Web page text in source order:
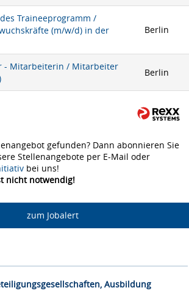
Traineeprogramm /
(m/w/d) in der
Berlin
- Mitarbeiterin / Mitarbeiter
Berlin
gefunden? Dann abonnieren Sie
Stellenangebote per E-Mail oder
bei uns!
nicht notwendig!
zum Jobalert
Ausbildung